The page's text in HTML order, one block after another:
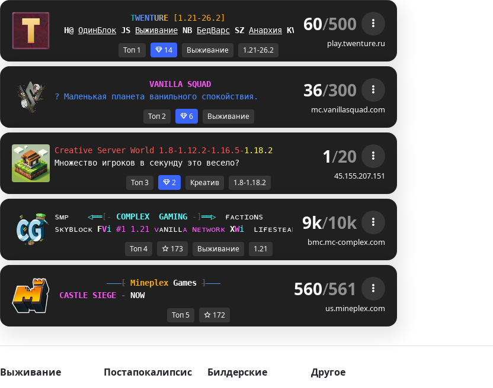
TWENTURE
[1.21-26.2]
]L ОдинБлок ZJ Выживание OD БедВарс AD Анархия OQ 60/500
play.twenture.ru
Топ 1 14 Выживание 1.21-26.2
VANIL L A SQUAD
? Маленькая планета ванильного спокойствия . 36/300
mc.vanillasquad.com
Топ 2 6 Выживание
Creative Server World 1.8-1.12.2-1.16.5-1.18.2
Множество игроков в секунду это весело?
1/20
45.155.207.151
Топ 3 2 Креатив 1.8-1.18.2
sᴍᴘ ◁══[‐ COMPL EX GAMING ‐]══▷
ғᴀᴄᴛɪᴏɴs
sᴋʏʙʟᴏᴄᴋ ]@i #1 1 . 21 ᴠᴀɴɪʟʟᴀ ɴᴇᴛᴡᴏʀᴋ H_i ʟɪғᴇsᴛᴇᴀʟ 9k/10k
bmc.mc-complex.com
Топ 4 173 Выживание 1.21
[ Mineplex Games ]
CASTLE SIEGE
- NOW 560/561
us.mineplex.com
Топ 5 172
Выживание Постапокалипсис Билдерские Другое